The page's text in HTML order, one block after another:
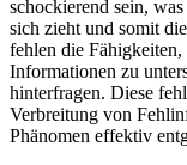
schockierend sein,
sich zieht und somit
fehlen die
Informationen zu
hinterfragen. Diese
Verbreitung von
Phänomen effektiv